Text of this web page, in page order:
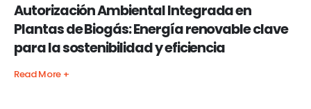
Autorización Ambiental Integrada en
Plantas de Biogás: Energía renovable clave
para la sostenibilidad y eficiencia
Read More +